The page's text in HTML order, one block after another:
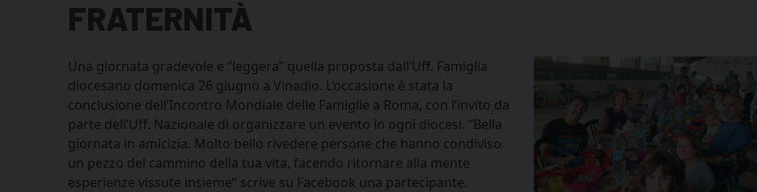
FRATERNITÀ
Una giornata gradevole e “leggera” quella proposta dall’Uff. Famiglia
diocesano domenica 26 giugno a Vinadio. L’occasione è stata la
conclusione dell’Incontro Mondiale delle Famiglie a Roma, con l’invito da
parte dell’Uff. Nazionale di organizzare un evento in ogni diocesi. “Bella
giornata in amicizia. Molto bello rivedere persone che hanno condiviso
un pezzo del cammino della tua vita, facendo ritornare alla mente
esperienze vissute insieme” scrive su Facebook una partecipante.